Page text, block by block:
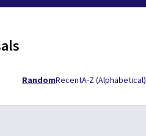
RandomRecentA-Z (Alphabetical)